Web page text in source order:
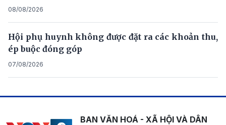
08/08/2026
Hội phụ huynh không được đặt ra các khoản thu,
ép buộc đóng góp
07/08/2026
BAN VĂN HOÁ - XÃ HỘI VÀ DÂN